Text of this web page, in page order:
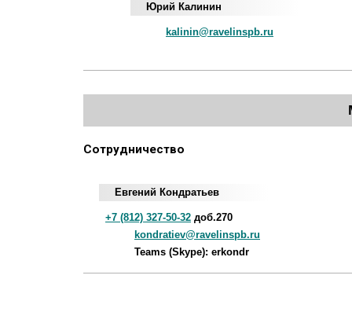
Юрий Калинин
kalinin@ravelinspb.ru
Сотрудничество
Евгений Кондратьев
+7 (812) 327-50-32 доб.270
kondratiev@ravelinspb.ru
Teams (Skype): erkondr